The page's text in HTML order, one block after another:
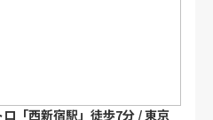
「西新宿駅」徒歩7分 / 東京